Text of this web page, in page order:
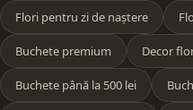
Flori pentru zi de naștere
Buchete premium Decor
Buchete până la 500 lei